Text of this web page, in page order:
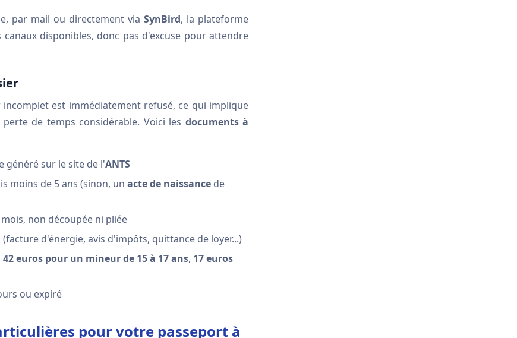
par mail ou directement via SynBird, la plateforme
disponibles, donc pas d'excuse pour attendre
est immédiatement refusé, ce qui implique
de temps considérable. Voici les documents à
généré sur le site de l'ANTS
moins de 5 ans (sinon, un acte de naissance de
non découpée ni pliée
d'énergie, avis d'impôts, quittance de loyer...)
42 euros pour un mineur de 15 à 17 ans, 17 euros
ou expiré
pour votre passeport à